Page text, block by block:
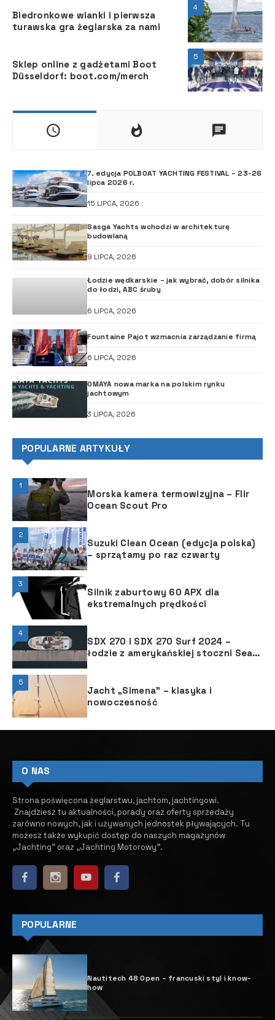
4
Biedronkowe wianki i pierwsza
turawska gra żeglarska za nami
5
Sklep online z gadżetami Boot
Düsseldorf: boot.com/merch
7. edycja POLBOAT YACHTING FESTIVAL – 23-26
lipca 2026 r.
15 LIPCA, 2026
Sasga Yachts wchodzi w architekturę
budowlaną
9 LIPCA, 2026
Łodzie wędkarskie – jak wybrać, dobór silnika
do łodzi, ABC śruby
6 LIPCA, 2026
Fountaine Pajot wzmacnia zarządzanie firmą
6 LIPCA, 2026
OMAYA nowa marka na polskim rynku
jachtowym
3 LIPCA, 2026
POPULARNE ARTYKUŁY
1
Morska kamera termowizyjna – Flir
Ocean Scout Pro
2
Suzuki Clean Ocean (edycja polska)
– sprzątamy po raz czwarty
3
Silnik zaburtowy 60 APX dla
ekstremalnych prędkości
4
SDX 270 i SDX 270 Surf 2024 –
łodzie z amerykańskiej stoczni Sea
5
Jacht „Simena” – klasyka i
nowoczesność
O NAS
Strona poświęcona żeglarstwu, jachtom, jachtingowi.
Znajdziesz tu aktualności, porady oraz oferty sprzedaży
zarówno nowych, jak i używanych jednostek pływających. ​ Tu
możesz także wykupić dostęp do naszych magazynów
„Jachting” oraz „Jachting Motorowy”.
POPULARNE
Nautitech 48 Open – francuski styl i know-
how